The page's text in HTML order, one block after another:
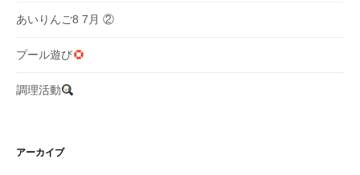
あいりんご8 7月 ②
プール遊び
調理活動
アーカイブ